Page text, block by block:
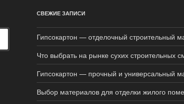
СВЕЖИЕ ЗАПИСИ
Гипсокартон — отделочный строительный
Что выбрать на рынке сухих строительных
Гипсокартон — прочный и универсальный
Выбор материалов для отделки жилого